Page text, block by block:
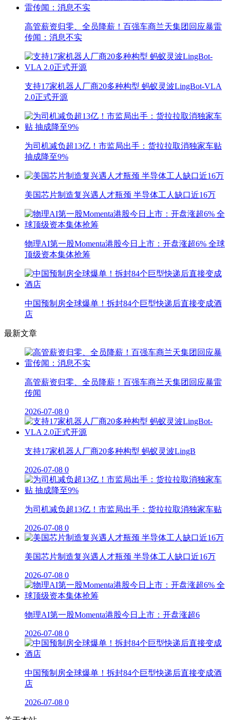
高管薪资归零、全员降薪！百强车商兰天集团回应暴雷
传闻：消息不实
支持17家机器人厂商20多种构型 蚂蚁灵波LingBot-VLA
2.0正式开源
为司机减负超13亿！市监局出手：货拉拉取消独家车贴
抽成降至9%
美国芯片制造复兴遇人才瓶颈 半导体工人缺口近16万
物理AI第一股Momenta港股今日上市：开盘涨超6% 全球
顶级资本集体抢筹
中国预制房全球爆单！拆封84个巨型快递后直接变成酒
店
最新文章
高管薪资归零、全员降薪！百强车商兰天集团回应暴雷
传闻
2026-07-08 0
支持17家机器人厂商20多种构型 蚂蚁灵波LingB
2026-07-08 0
为司机减负超13亿！市监局出手：货拉拉取消独家车贴
2026-07-08 0
美国芯片制造复兴遇人才瓶颈 半导体工人缺口近16万
2026-07-08 0
物理AI第一股Momenta港股今日上市：开盘涨超6
2026-07-08 0
中国预制房全球爆单！拆封84个巨型快递后直接变成酒
店
2026-07-08 0